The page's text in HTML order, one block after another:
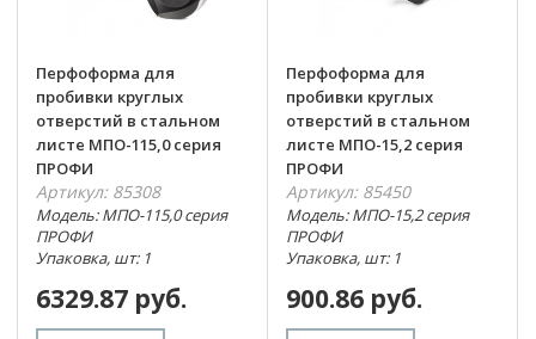
Перфоформа для
пробивки круглых
отверстий в стальном
листе МПО-115,0 серия
ПРОФИ
Артикул: 85308
Модель: МПО-115,0 серия
ПРОФИ
Упаковка, шт: 1
6329.87 руб.
Перфоформа для
пробивки круглых
отверстий в стальном
листе МПО-15,2 серия
ПРОФИ
Артикул: 85450
Модель: МПО-15,2 серия
ПРОФИ
Упаковка, шт: 1
900.86 руб.